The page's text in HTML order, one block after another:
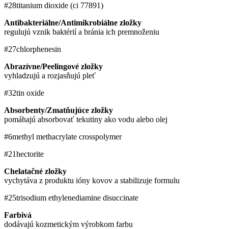
#28titanium dioxide (ci 77891)
Antibakteriálne/Antimikrobiálne zložky
regulujú vznik baktérií a bránia ich premnoženiu
#27chlorphenesin
Abrazívne/Peelingové zložky
vyhladzujú a rozjasňujú pleť
#32tin oxide
Absorbenty/Zmatňujúce zložky
pomáhajú absorbovať tekutiny ako vodu alebo olej
#6methyl methacrylate crosspolymer
#21hectorite
Chelatačné zložky
vychytáva z produktu ióny kovov a stabilizuje formulu
#25trisodium ethylenediamine disuccinate
Farbivá
dodávajú kozmetickým výrobkom farbu